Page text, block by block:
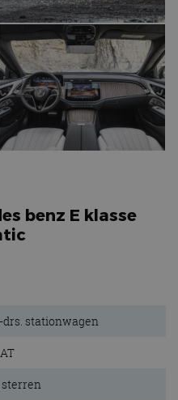
benz E klasse
drs. stationwagen
sterren